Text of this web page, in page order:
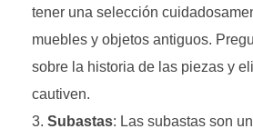
tener una selección
muebles y objetos antiguos.
sobre la historia de las piezas y
cautiven.
Subastas: Las subastas son